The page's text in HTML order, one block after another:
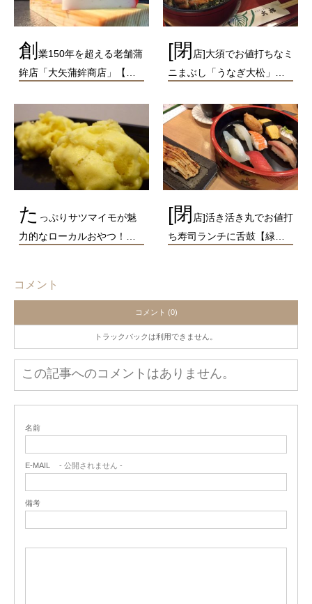
創 業150年を超える老舗蒲
鉾店「大矢蒲鉾商店」【…
[閉 店]大須でお値打ちなミ
ニまぶし「うなぎ大松」…
た っぷりサツマイモが魅
力的なローカルおやつ！…
[閉 店]活き活き丸でお値打
ち寿司ランチに舌鼓【緑…
コメント
コメント (0)
トラックバックは利用できません。
この記事へのコメントはありません。
名前
E-MAIL - 公開されません -
備考